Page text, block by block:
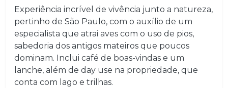
Experiência incrível de vivência junto a natureza,
pertinho de São Paulo, com o auxílio de um
especialista que atrai aves com o uso de pios,
sabedoria dos antigos mateiros que poucos
dominam. Inclui café de boas-vindas e um
lanche, além de day use na propriedade, que
conta com lago e trilhas.